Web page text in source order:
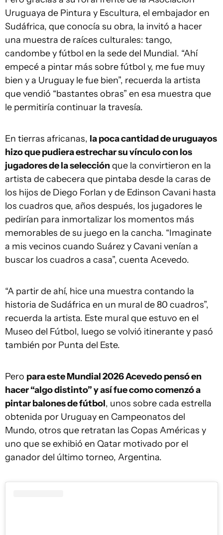
Uruguaya de Pintura y Escultura, el embajador en
Sudáfrica, que conocía su obra, la invitó a hacer
una muestra de raíces culturales: tango,
candombe y fútbol en la sede del Mundial. “Ahí
empecé a pintar más sobre fútbol y, me fue muy
bien y a Uruguay le fue bien”, recuerda la artista
que vendió “bastantes obras” en esa muestra que
le permitiría continuar la travesía.
En tierras africanas, la poca cantidad de uruguayos
hizo que pudiera estrechar su vínculo con los
jugadores de la selecciónque la convirtieron en la
artista de cabecera que pintaba desde la caras de
los hijos de Diego Forlan y de Edinson Cavani hasta
los cuadros que, años después, los jugadores le
pedirían para inmortalizar los momentos más
memorables de su juego en la cancha. “Imaginate
a mis vecinos cuando Suárez y Cavani venían a
buscar los cuadros a casa”, cuenta Acevedo.
“A partir de ahí, hice una muestra contando la
historia de Sudáfrica en un mural de 80 cuadros”,
recuerda la artista. Este mural que estuvo en el
Museo del Fútbol, luego se volvió itinerante y pasó
también por Punta del Este.
Pero para este Mundial 2026 Acevedo pensó en
hacer “algo distinto” y así fue como comenzó a
pintar balones de fútbol, unos sobre cada estrella
obtenida por Uruguay en Campeonatos del
Mundo, otros que retratan las Copas Américas y
uno que se exhibió en Qatar motivado por el
ganador del último torneo, Argentina.